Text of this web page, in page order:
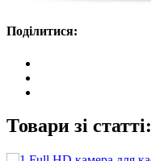
Поділитися:
Товари зі статті: